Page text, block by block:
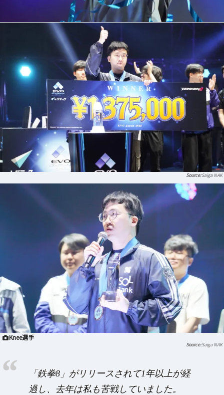
Saiga NAK
Knee選手
Saiga NAK
「鉄拳8」がリリースされて1年以上が経
過し、去年は私も苦戦していました。